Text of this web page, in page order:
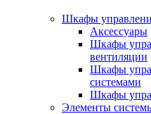
Шкафы
Аксессуары
Шкафы
вентиляции
Шкафы
системами
Шкафы
Элементы